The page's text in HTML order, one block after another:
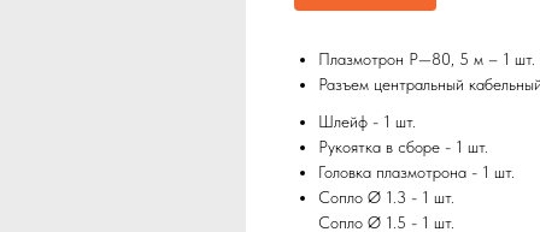
Плазмотрон P—80, 5 м – 1 шт.
Разъем центральный
Шлейф - 1 шт.
Рукоятка в сборе - 1 шт.
Головка плазмотрона - 1 шт.
Сопло Ø 1.3 - 1 шт.
Сопло Ø 1.5 - 1 шт.